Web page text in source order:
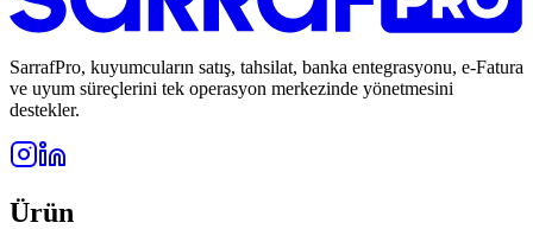
SarrafPro, kuyumcuların satış, tahsilat, banka entegrasyonu, e-Fatura
ve uyum süreçlerini tek operasyon merkezinde yönetmesini
destekler.
Ürün